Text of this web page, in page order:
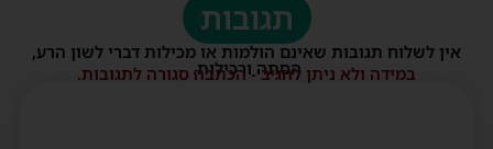
תגובות
אין לשלוח תגובות שאינם הולמות או מכילות דברי לשון הרע,
הסתה ורכילות.
במידה ולא ניתן להגיב - הכתבה סגורה לתגובות.